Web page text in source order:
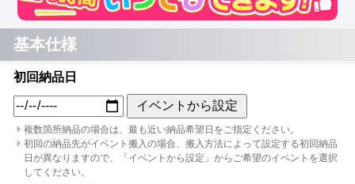
基本仕様
初回納品日
イベントから設定
複数箇所納品の場合は、最も近い納品希望日をご指定ください。
初回の納品先がイベント搬入の場合、搬入方法によって設定する初回納品
日が異なりますので、「イベントから設定」からご希望のイベントを選択
してください。